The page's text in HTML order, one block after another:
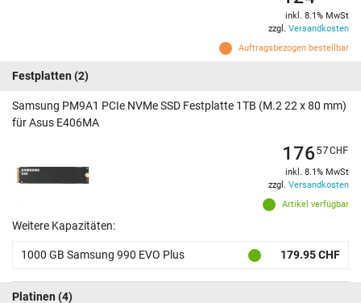
Auftragsbezogen bestellbar
inkl. 8.1% MwSt
zzgl. Versandkosten
Festplatten (2)
Samsung PM9A1 PCIe NVMe SSD Festplatte 1TB (M.2 22 x 80 mm)
für Asus E406MA
Artikel verfügbar
17657CHF
inkl. 8.1% MwSt
zzgl. Versandkosten
Weitere Kapazitäten:
1000 GB Samsung 990 EVO Plus 179.95 CHF
Platinen (4)